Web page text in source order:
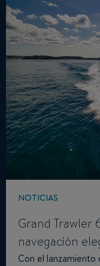
NOTICIAS
Grand Trawler
navegación
Con el